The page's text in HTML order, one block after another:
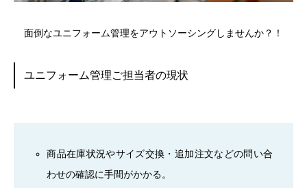
面倒なユニフォーム管理をアウトソーシングしませんか？！
ユニフォーム管理ご担当者の現状
商品在庫状況やサイズ交換・追加注文などの問い合
わせの確認に手間がかかる。